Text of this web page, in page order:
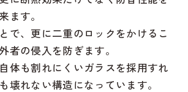
ます。
で、更に二重のロックをかけるこ
者の侵入を防ぎます。
体も割れにくいガラスを採用すれ
壊れない構造になっています。